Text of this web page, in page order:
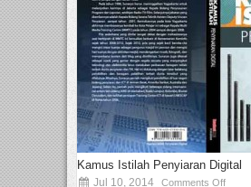
Kamus Istilah Penyiaran Digital
Jul 10, 2014 Comments Off